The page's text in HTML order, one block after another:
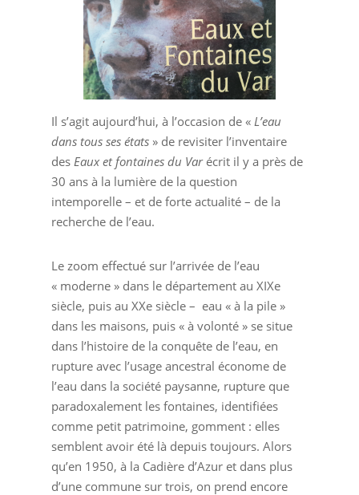
Il s’agit aujourd’hui, à l’occasion de « L’eau
dans tous ses états » de revisiter l’inventaire
des Eaux et fontaines du Varécrit il y a près de
30 ans à la lumière de la question
intemporelle – et de forte actualité – de la
recherche de l’eau.
Le zoom effectué sur l’arrivée de l’eau
« moderne » dans le département au XIXe
siècle, puis au XXe siècle – eau « à la pile »
dans les maisons, puis « à volonté » se situe
dans l’histoire de la conquête de l’eau, en
rupture avec l’usage ancestral économe de
l’eau dans la société paysanne, rupture que
paradoxalement les fontaines, identifiées
comme petit patrimoine, gomment : elles
semblent avoir été là depuis toujours. Alors
qu’en 1950, à la Cadière d’Azur et dans plus
d’une commune sur trois, on prend encore